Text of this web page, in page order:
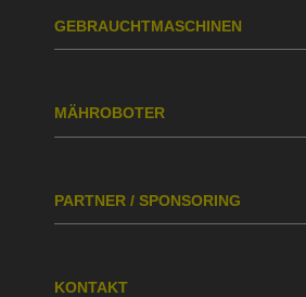
GEBRAUCHTMASCHINEN
MÄHROBOTER
PARTNER / SPONSORING
KONTAKT